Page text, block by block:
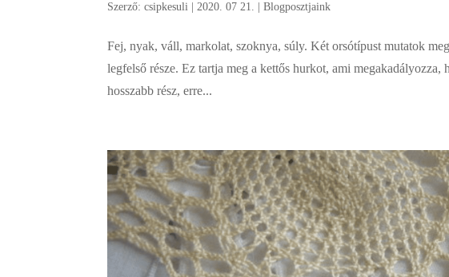
Szerző:csipkesuli |2020. 07 21. |Blogposztjaink
Fej, nyak, váll, markolat, szoknya, súly. Két orsótípust mutatok
legfelső része. Ez tartja meg a kettős hurkot, ami
hosszabb rész, erre...